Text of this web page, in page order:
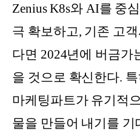
Zenius K8s와 AI를 중
극 확보하고, 기존 고
다면 2024년에 버금가
을 것으로 확신한다.
마케팅파트가 유기적
물을 만들어 내기를